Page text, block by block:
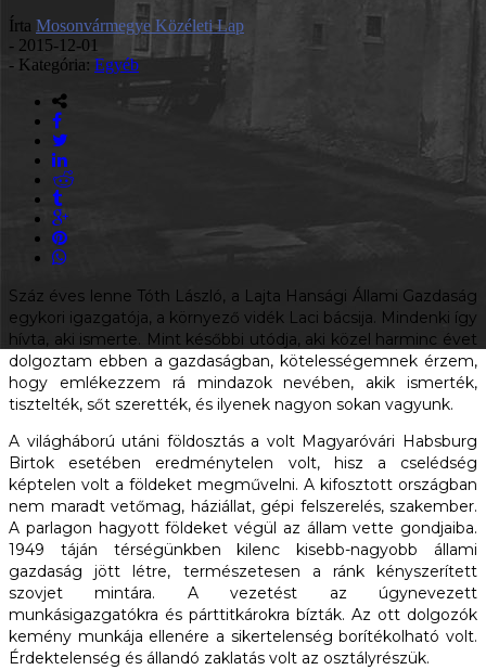
Írta Mosonvármegye Közéleti Lap
- 2015-12-01
- Kategória: Egyéb
Száz éves lenne Tóth László, a Lajta Hansági Állami Gazdaság
egykori igazgatója, a környező vidék Laci bácsija. Mindenki így
hívta, aki ismerte. Mint későbbi utódja, aki közel harminc évet
dolgoztam ebben a gazdaságban, kötelességemnek érzem,
hogy emlékezzem rá mindazok nevében, akik ismerték,
tisztelték, sőt szerették, és ilyenek nagyon sokan vagyunk.
A világháború utáni földosztás a volt Magyaróvári Habsburg
Birtok esetében eredménytelen volt, hisz a cselédség
képtelen volt a földeket megművelni. A kifosztott országban
nem maradt vetőmag, háziállat, gépi felszerelés, szakember.
A parlagon hagyott földeket végül az állam vette gondjaiba.
1949 táján térségünkben kilenc kisebb-nagyobb állami
gazdaság jött létre, természetesen a ránk kényszerített
szovjet mintára. A vezetést az úgynevezett
munkásigazgatókra és párttitkárokra bízták. Az ott dolgozók
kemény munkája ellenére a sikertelenség borítékolható volt.
Érdektelenség és állandó zaklatás volt az osztályrészük.